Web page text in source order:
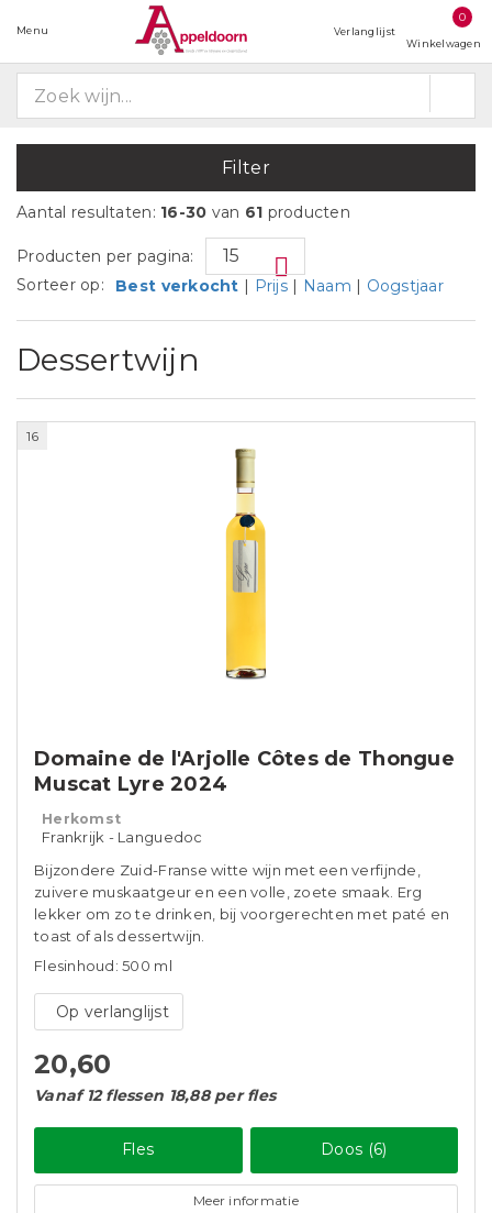
Menu Verlanglijst
0
Winkelwagen
Filter
Aantal resultaten: 16-30 van 61 producten
Producten per pagina:
Sorteer op:
Best verkocht | Prijs | Naam | Oogstjaar
Dessertwijn
16
Domaine de l'Arjolle Côtes de Thongue
Muscat Lyre 2024
Herkomst
Frankrijk - Languedoc
Bijzondere Zuid-Franse witte wijn met een verfijnde,
zuivere muskaatgeur en een volle, zoete smaak. Erg
lekker om zo te drinken, bij voorgerechten met paté en
toast of als dessertwijn.
Flesinhoud: 500 ml
Op verlanglijst
20,60
Vanaf 12 flessen 18,88 per fles
Fles Doos (6)
Meer informatie